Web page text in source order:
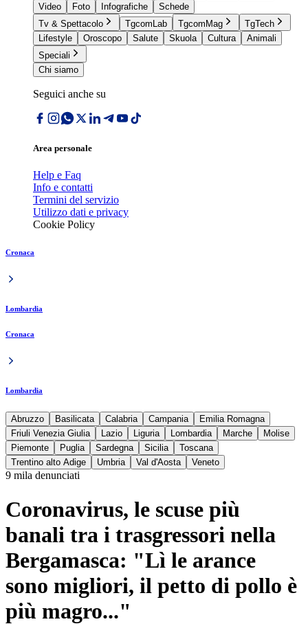
Video
Foto Infografiche
Schede
Tv & Spettacolo
TgcomLab TgcomMag
TgTech
Lifestyle
Oroscopo Salute Skuola Cultura
Animali
Speciali
Chi siamo
Seguici anche su
Area personale
Help e Faq
Info e contatti
Termini del servizio
Utilizzo dati e privacy
Cookie Policy
Cronaca
Lombardia
Cronaca
Lombardia
Abruzzo Basilicata Calabria Campania
Emilia Romagna
Friuli Venezia Giulia
Lazio Liguria Lombardia Marche
Molise
Piemonte
Puglia Sardegna Sicilia
Toscana
Trentino alto Adige
Umbria Val d'Aosta Veneto
9 mila denunciati
Coronavirus, le scuse più
banali tra i trasgressori nella
Bergamasca: "Lì le arance
sono migliori, il petto di pollo è
più magro..."